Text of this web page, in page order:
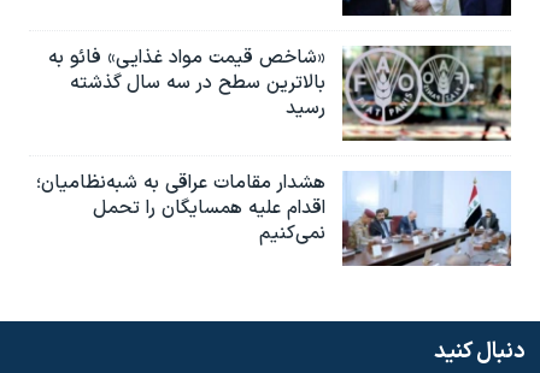
«شاخص قیمت مواد غذایی» فائو به
بالاترین سطح در سه سال گذشته
رسید
هشدار مقامات عراقی به شبه‌نظامیان؛
اقدام علیه همسایگان را تحمل
نمی‌کنیم
دنبال کنید